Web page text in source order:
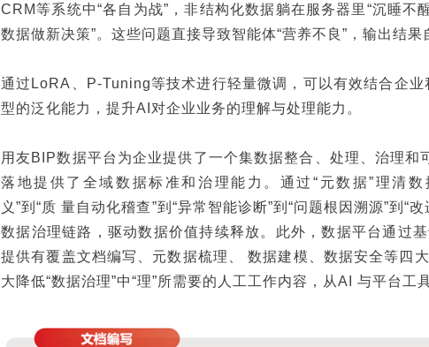
CRM等系统中“各自为战”，非结构化数据躺在服务器里“沉睡不
数据做新决策”。这些问题直接导致智能体“营养不良”，输出结果
通过LoRA、P-Tuning等技术进行轻量微调，可以有效结合企业
型的泛化能力，提升AI对企业业务的理解与处理能力。
用友BIP数据平台为企业提供了一个集数据整合、处理、治理和
落地提供了全域数据标准和治理能力。通过“元数据”理清
义”到“质 量自动化稽查”到“异常智能诊断”到“问题根因溯源”到“
数据治理链路，驱动数据价值持续释放。此外，数据平台通过
提供有覆盖文档编写、元数据梳理、 数据建模、数据安全等四
大降低“数据治理”中“理”所需要的人工工作内容，从AI 与平台工